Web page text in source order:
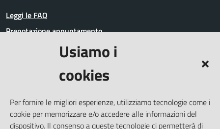
Usiamo i
cookies
Per fornire le migliori esperienze, utilizziamo tecnologie come i
cookie per memorizzare e/o accedere alle informazioni del
dispositivo. Il consenso a queste tecnologie ci permetterà di
Leggi le FAQ
Prenotazione appuntamento
Segnalazione disservizio
Amministrazione trasparente
Whistleblowing
Dichiarazione di accessibilità